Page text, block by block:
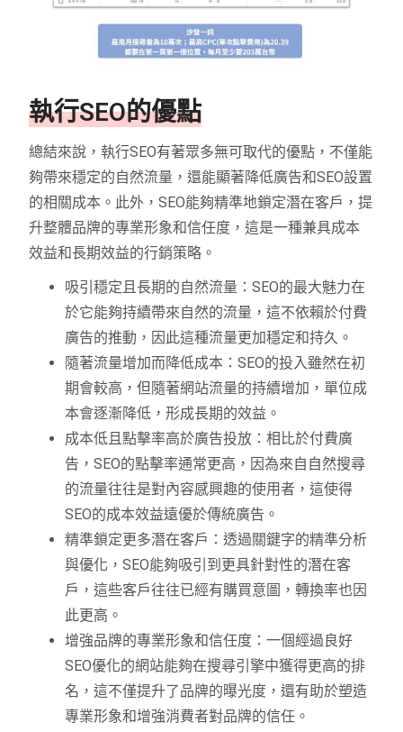
執行SEO的優點
總結來說，執行SEO有著眾多無可取代的優點，不僅能
夠帶來穩定的自然流量，還能顯著降低廣告和SEO設置
的相關成本。此外，SEO能夠精準地鎖定潛在客戶，提
升整體品牌的專業形象和信任度，這是一種兼具成本
效益和長期效益的行銷策略。
吸引穩定且長期的自然流量：SEO的最大魅力在
於它能夠持續帶來自然的流量，這不依賴於付費
廣告的推動，因此這種流量更加穩定和持久。
隨著流量增加而降低成本：SEO的投入雖然在初
期會較高，但隨著網站流量的持續增加，單位成
本會逐漸降低，形成長期的效益。
成本低且點擊率高於廣告投放：相比於付費廣
告，SEO的點擊率通常更高，因為來自自然搜尋
的流量往往是對內容感興趣的使用者，這使得
SEO的成本效益遠優於傳統廣告。
精準鎖定更多潛在客戶：透過關鍵字的精準分析
與優化，SEO能夠吸引到更具針對性的潛在客
戶，這些客戶往往已經有購買意圖，轉換率也因
此更高。
增強品牌的專業形象和信任度：一個經過良好
SEO優化的網站能夠在搜尋引擎中獲得更高的排
名，這不僅提升了品牌的曝光度，還有助於塑造
專業形象和增強消費者對品牌的信任。